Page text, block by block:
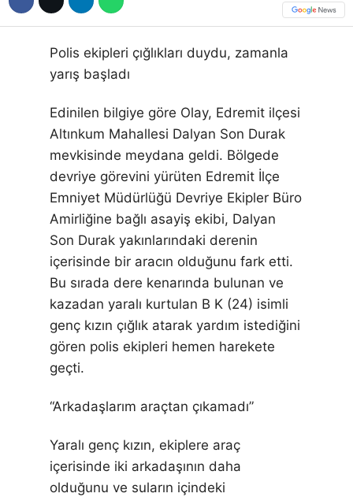
Polis ekipleri çığlıkları duydu, zamanla
yarış başladı
Edinilen bilgiye göre Olay, Edremit ilçesi
Altınkum Mahallesi Dalyan Son Durak
mevkisinde meydana geldi. Bölgede
devriye görevini yürüten Edremit İlçe
Emniyet Müdürlüğü Devriye Ekipler Büro
Amirliğine bağlı asayiş ekibi, Dalyan
Son Durak yakınlarındaki derenin
içerisinde bir aracın olduğunu fark etti.
Bu sırada dere kenarında bulunan ve
kazadan yaralı kurtulan B K (24) isimli
genç kızın çığlık atarak yardım istediğini
gören polis ekipleri hemen harekete
geçti.
“Arkadaşlarım araçtan çıkamadı”
Yaralı genç kızın, ekiplere araç
içerisinde iki arkadaşının daha
olduğunu ve suların içindeki